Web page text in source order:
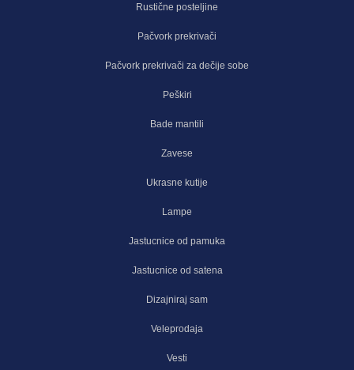
Rustične posteljine
Pačvork prekrivači
Pačvork prekrivači za dečije sobe
Peškiri
Bade mantili
Zavese
Ukrasne kutije
Lampe
Jastucnice od pamuka
Jastucnice od satena
Dizajniraj sam
Veleprodaja
Vesti